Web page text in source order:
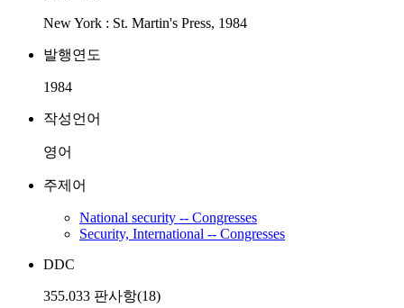
New York : St. Martin's Press, 1984
발행연도
1984
작성언어
영어
주제어
National security -- Congresses
Security, International -- Congresses
DDC
355.033 판사항(18)